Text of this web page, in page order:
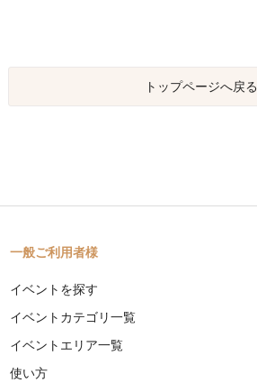
トップページへ戻る
一般ご利用者様
イベントを探す
イベントカテゴリ一覧
イベントエリア一覧
使い方